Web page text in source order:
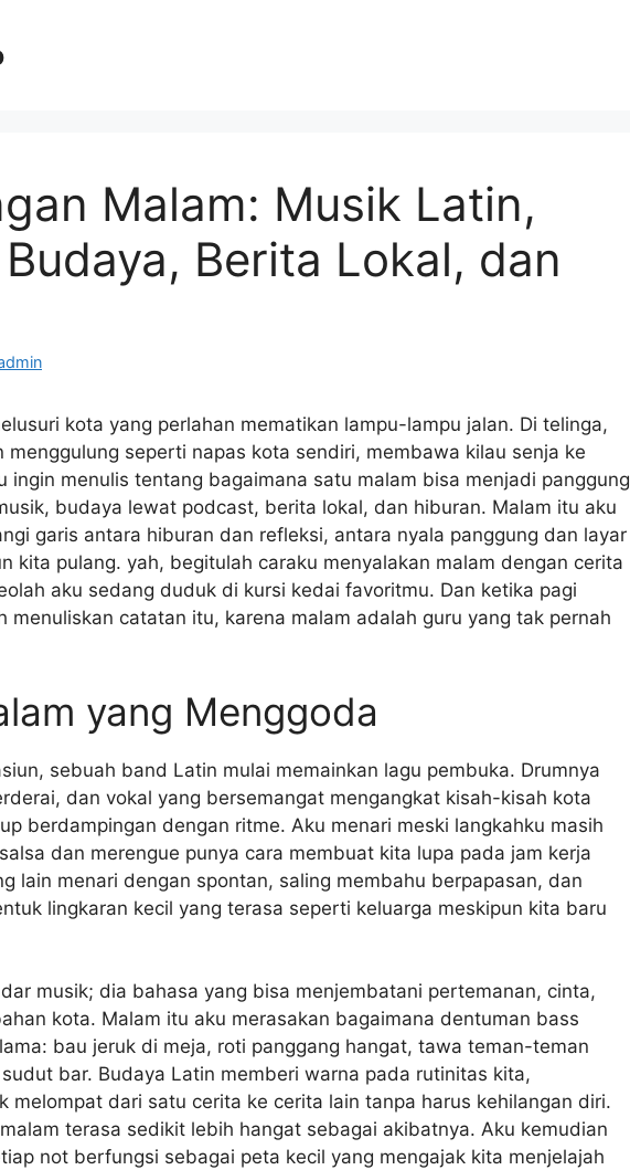
Malam: Musik Latin,
Berita Lokal, dan
kota yang perlahan mematikan lampu-lampu jalan. Di telinga,
menggulung seperti napas kota sendiri, membawa kilau senja ke
ingin menulis tentang bagaimana satu malam bisa menjadi panggung
budaya lewat podcast, berita lokal, dan hiburan. Malam itu aku
garis antara hiburan dan refleksi, antara nyala panggung dan layar
kita pulang. yah, begitulah caraku menyalakan malam dengan cerita
aku sedang duduk di kursi kedai favoritmu. Dan ketika pagi
menuliskan catatan itu, karena malam adalah guru yang tak pernah
yang Menggoda
sebuah band Latin mulai memainkan lagu pembuka. Drumnya
dan vokal yang bersemangat mengangkat kisah-kisah kota
berdampingan dengan ritme. Aku menari meski langkahku masih
dan merengue punya cara membuat kita lupa pada jam kerja
lain menari dengan spontan, saling membahu berpapasan, dan
lingkaran kecil yang terasa seperti keluarga meskipun kita baru
musik; dia bahasa yang bisa menjembatani pertemanan, cinta,
kota. Malam itu aku merasakan bagaimana dentuman bass
bau jeruk di meja, roti panggang hangat, tawa teman-teman
bar. Budaya Latin memberi warna pada rutinitas kita,
melompat dari satu cerita ke cerita lain tanpa harus kehilangan diri.
terasa sedikit lebih hangat sebagai akibatnya. Aku kemudian
not berfungsi sebagai peta kecil yang mengajak kita menjelajah